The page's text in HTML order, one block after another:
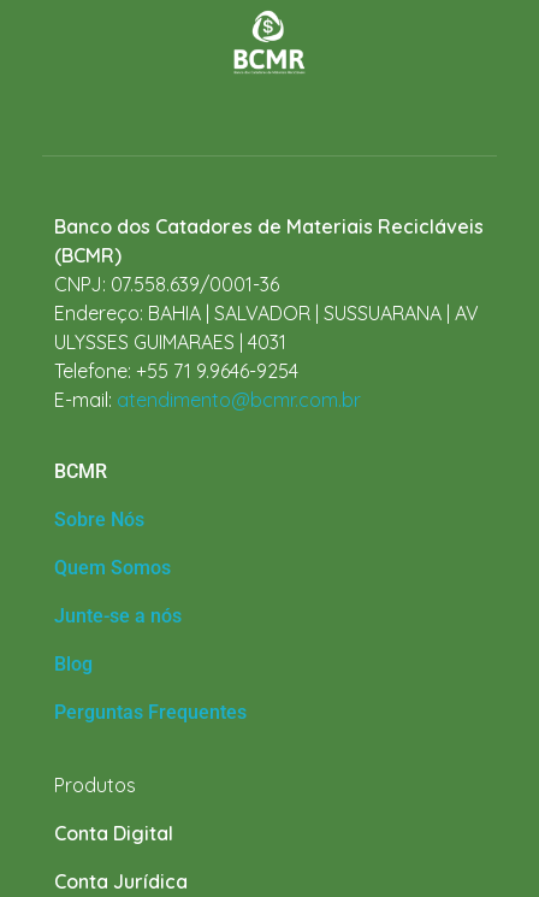
Banco dos Catadores de Materiais Recicláveis
(BCMR)
CNPJ: 07.558.639/0001-36
Endereço: BAHIA | SALVADOR | SUSSUARANA | AV
ULYSSES GUIMARAES | 4031
Telefone: +55 71 9.9646-9254
E-mail: atendimento@bcmr.com.br
BCMR
Sobre Nós
Quem Somos
Junte-se a nós
Blog
Perguntas Frequentes
Produtos
Conta Digital
Conta Jurídica